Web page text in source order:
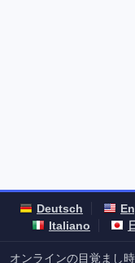
Deutsch
Italiano
オンラインの目覚まし